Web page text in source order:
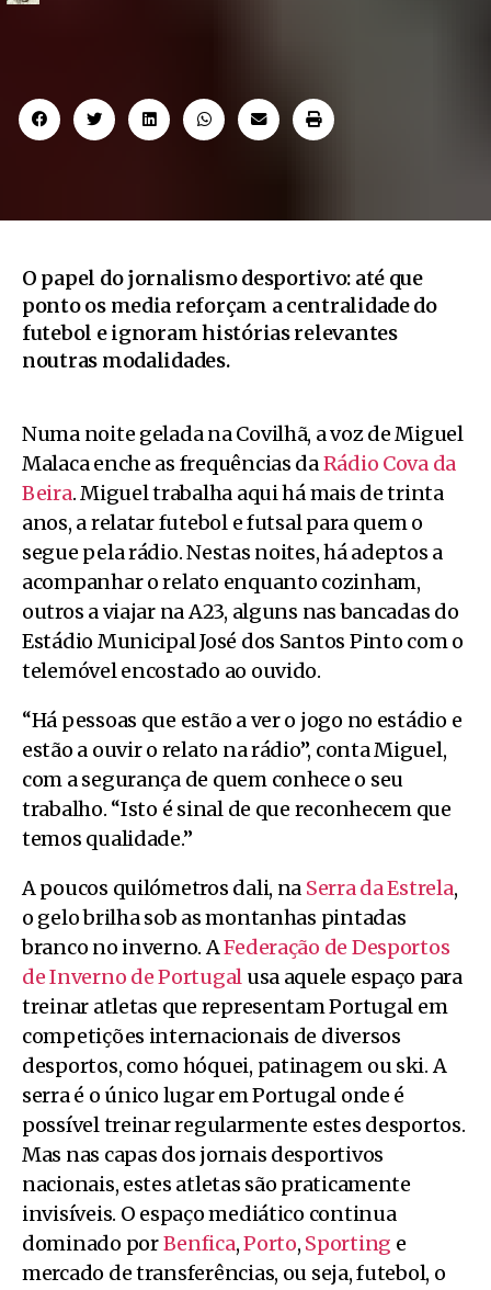
O papel do jornalismo desportivo: até que
ponto os media reforçam a centralidade do
futebol e ignoram histórias relevantes
noutras modalidades.
Numa noite gelada na Covilhã, a voz de Miguel
Malaca enche as frequências daRádio Cova da
Beira. Miguel trabalha aqui há mais de trinta
anos, a relatar futebol e futsal para quem o
segue pela rádio. Nestas noites, há adeptos a
acompanhar o relato enquanto cozinham,
outros a viajar na A23, alguns nas bancadas do
Estádio Municipal José dos Santos Pinto com o
telemóvel encostado ao ouvido.
“Há pessoas que estão a ver o jogo no estádio e
estão a ouvir o relato na rádio”, conta Miguel,
com a segurança de quem conhece o seu
trabalho. “Isto é sinal de que reconhecem que
temos qualidade.”
A poucos quilómetros dali, na Serra da Estrela,
o gelo brilha sob as montanhas pintadas
branco no inverno. AFederação de Desportos
de Inverno de Portugal usa aquele espaço para
treinar atletas que representam Portugal em
competições internacionais de diversos
desportos, como hóquei, patinagem ou ski. A
serra é o único lugar em Portugal onde é
possível treinar regularmente estes desportos.
Mas nas capas dos jornais desportivos
nacionais, estes atletas são praticamente
invisíveis. O espaço mediático continua
dominado porBenfica,Porto, Sporting e
mercado de transferências, ou seja, futebol, o